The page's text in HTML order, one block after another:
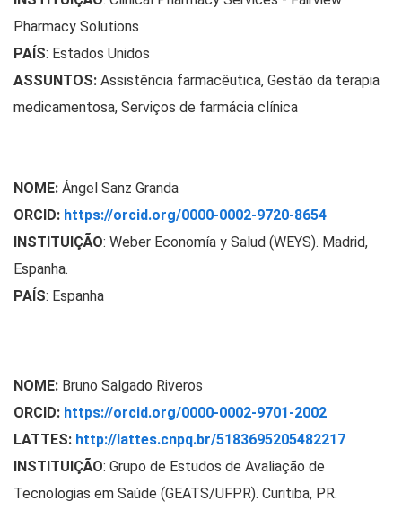
Pharmacy Solutions
PAÍS: Estados Unidos
ASSUNTOS: Assistência farmacêutica, Gestão da terapia
medicamentosa, Serviços de farmácia clínica
NOME: Ángel Sanz Granda
ORCID: https://orcid.org/0000-0002-9720-8654
INSTITUIÇÃO: Weber Economía y Salud (WEYS). Madrid,
Espanha.
PAÍS: Espanha
NOME: Bruno Salgado Riveros
ORCID: https://orcid.org/0000-0002-9701-2002
LATTES: http://lattes.cnpq.br/5183695205482217
INSTITUIÇÃO: Grupo de Estudos de Avaliação de
Tecnologias em Saúde (GEATS/UFPR). Curitiba, PR.